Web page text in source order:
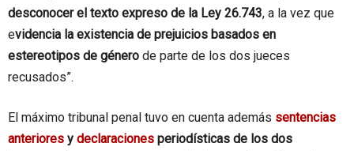
desconocer el texto expreso de la Ley 26.743, a la vez que
evidencia la existencia de prejuicios basados en
estereotipos de género de parte de los dos jueces
recusados”.
El máximo tribunal penal tuvo en cuenta además sentencias
anteriores y declaraciones periodísticas de los dos